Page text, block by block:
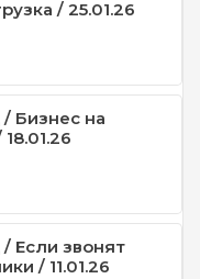
/ 25.01.26
Бизнес на
Если звонят
/ 11.01.26